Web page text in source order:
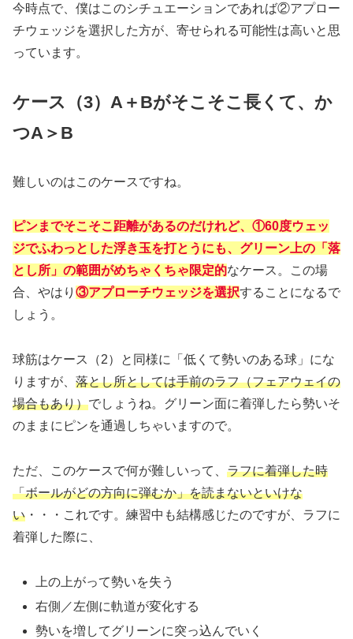
今時点で、僕はこのシチュエーションであれば②アプロー
チウェッジを選択した方が、寄せられる可能性は高いと思
っています。
ケース（3）A＋Bがそこそこ長くて、か
つA＞B
難しいのはこのケースですね。
ピンまでそこそこ距離があるのだけれど、①60度ウェッ
ジでふわっとした浮き玉を打とうにも、グリーン上の「落
とし所」の範囲がめちゃくちゃ限定的なケース。この場
合、やはり ③アプローチウェッジを選択することになるで
しょう。
球筋はケース（2）と同様に「低くて勢いのある球」にな
りますが、 落とし所としては手前のラフ（フェアウェイの
場合もあり）でしょうね。グリーン面に着弾したら勢いそ
のままにピンを通過しちゃいますので。
ただ、このケースで何が難しいって、 ラフに着弾した時
「ボールがどの方向に弾むか」を読まないといけな
い ・・・これです。練習中も結構感じたのですが、ラフに
着弾した際に、
上の上がって勢いを失う
右側／左側に軌道が変化する
勢いを増してグリーンに突っ込んでいく